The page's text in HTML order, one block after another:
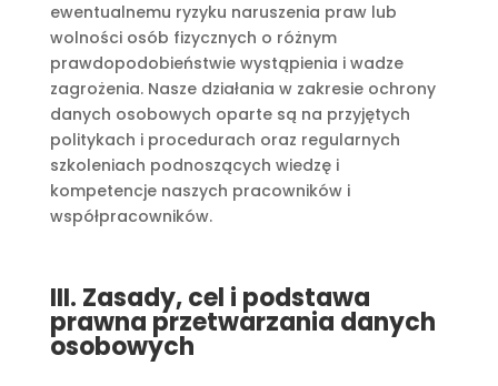
ewentualnemu ryzyku naruszenia praw lub
wolności osób fizycznych o różnym
prawdopodobieństwie wystąpienia i wadze
zagrożenia. Nasze działania w zakresie ochrony
danych osobowych oparte są na przyjętych
politykach i procedurach oraz regularnych
szkoleniach podnoszących wiedzę i
kompetencje naszych pracowników i
współpracowników.
III. Zasady, cel i podstawa
prawna przetwarzania danych
osobowych